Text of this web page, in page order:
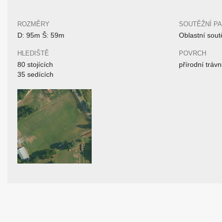
ROZMĚRY
D: 95m Š: 59m
HLEDIŠTĚ
80 stojících
35 sedících
SOUTĚŽNÍ
Oblastní
POVRCH
přírodní